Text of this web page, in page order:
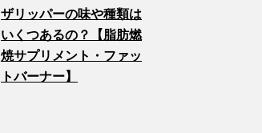
ザリッパーの味や種類は
いくつあるの？【脂肪燃
焼サプリメント・ファッ
トバーナー】